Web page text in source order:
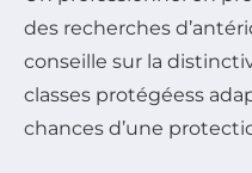
des recherches
conseille sur la
classes protégéess
chances d’une